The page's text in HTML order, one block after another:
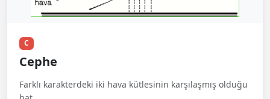
C
Cephe
Farklı karakterdeki iki hava kütlesinin karşılaşmış olduğu